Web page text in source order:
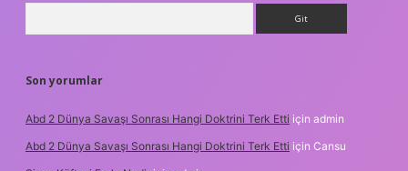
Son yorumlar
Abd 2 Dünya Savaşı Sonrası Hangi Doktrini Terk Etti için admin
Abd 2 Dünya Savaşı Sonrası Hangi Doktrini Terk Etti için Cansu